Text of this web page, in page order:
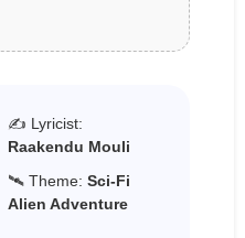
✍️ Lyricist:
Raakendu Mouli
🛰️ Theme: Sci-Fi
Alien Adventure